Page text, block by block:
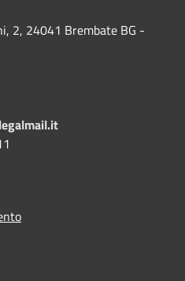
2, 24041 Brembate BG -